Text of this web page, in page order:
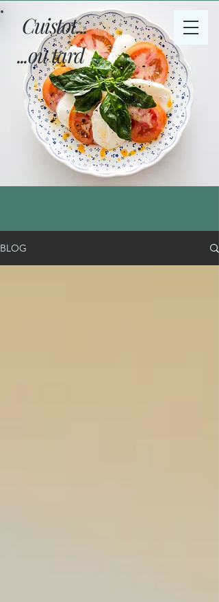
Cuistot...
...ou tard
BLOG